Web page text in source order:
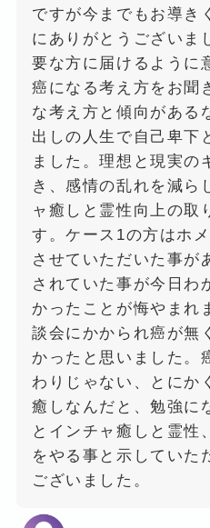
ですが今までもお導き
にありがとうございま
要な方に届けるように
癌になる考え方をお聞
な考え方と傾向がある
出しの人生で自己卑下
ました。理想と現実の
き、感情の乱れを減ら
ャ癒しと霊性向上の取
す。ケース1の方はホ
させていただいた事が
されていた事が今日わ
かったことが悔やまれ
談会にかかられ癌が無
かったと思いました。
わりじゃない、とにか
癒しなんだと、勉強に
とインチャ癒しと霊性
をやる事と示していた
ございました。